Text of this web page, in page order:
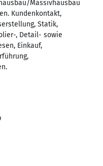
Massivhausbau
Kundenkontakt,
Statik,
, Detail- sowie
Einkauf,